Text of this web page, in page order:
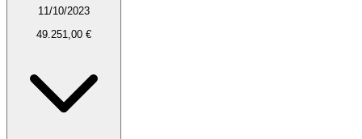
11/10/2023
49.251,00 €